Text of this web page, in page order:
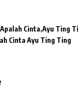
Apalah Cinta Ayu Ting
Cinta Ayu Ting Ting